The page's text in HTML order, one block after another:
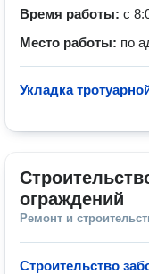
Время работы: с
Место работы: по
Укладка
ограждений
Ремонт и
Строительство